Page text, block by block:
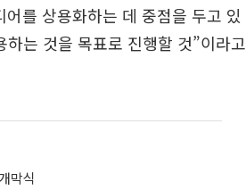
를 상용화하는 데 중점을 두고 있
는 것을 목표로 진행할 것”이라고
막식